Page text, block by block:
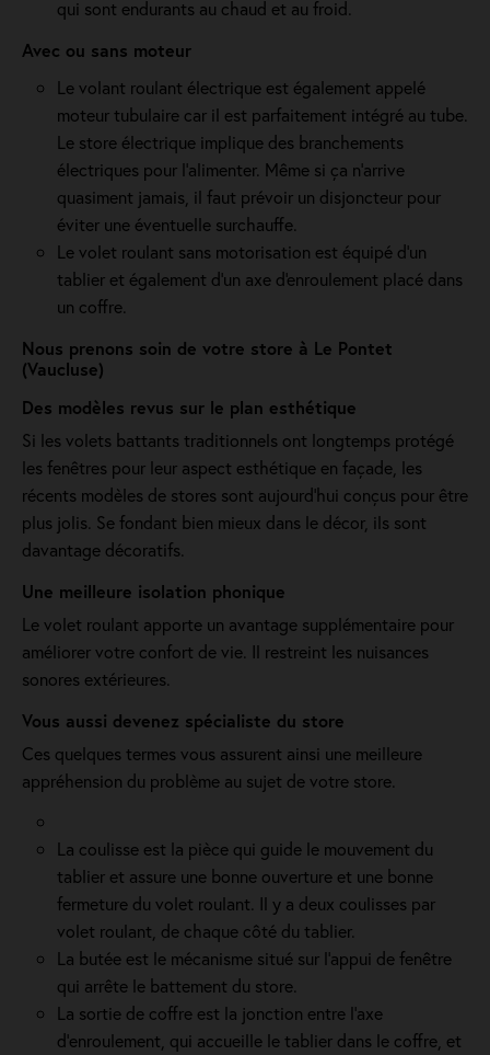
qui sont endurants au chaud et au froid.
Avec ou sans moteur
Le volant roulant électrique est également appelé
moteur tubulaire car il est parfaitement intégré au tube.
Le store électrique implique des branchements
électriques pour l'alimenter. Même si ça n'arrive
quasiment jamais, il faut prévoir un disjoncteur pour
éviter une éventuelle surchauffe.
Le volet roulant sans motorisation est équipé d'un
tablier et également d'un axe d'enroulement placé dans
un coffre.
Nous prenons soin de votre store à Le Pontet
(Vaucluse)
Des modèles revus sur le plan esthétique
Si les volets battants traditionnels ont longtemps protégé
les fenêtres pour leur aspect esthétique en façade, les
récents modèles de stores sont aujourd'hui conçus pour être
plus jolis. Se fondant bien mieux dans le décor, ils sont
davantage décoratifs.
Une meilleure isolation phonique
Le volet roulant apporte un avantage supplémentaire pour
améliorer votre confort de vie. Il restreint les nuisances
sonores extérieures.
Vous aussi devenez spécialiste du store
Ces quelques termes vous assurent ainsi une meilleure
appréhension du problème au sujet de votre store.
La coulisse est la pièce qui guide le mouvement du
tablier et assure une bonne ouverture et une bonne
fermeture du volet roulant. Il y a deux coulisses par
volet roulant, de chaque côté du tablier.
La butée est le mécanisme situé sur l’appui de fenêtre
qui arrête le battement du store.
La sortie de coffre est la jonction entre l’axe
d’enroulement, qui accueille le tablier dans le coffre, et